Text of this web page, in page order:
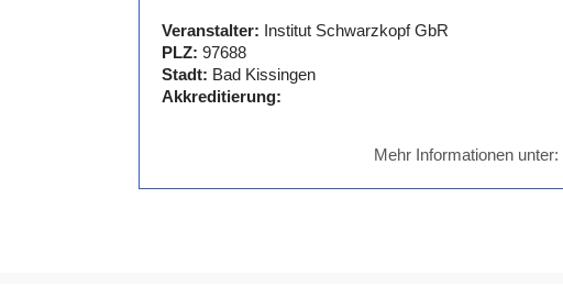
Veranstalter: Institut Schwarzkopf GbR
PLZ: 97688
Stadt: Bad Kissingen
Akkreditierung:
Mehr Informationen unter: